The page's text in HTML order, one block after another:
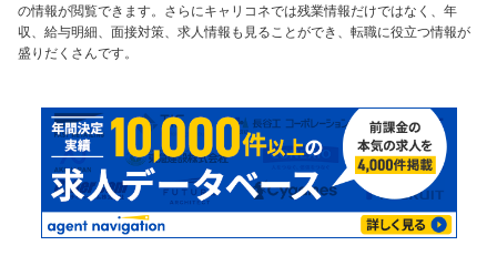
の情報が閲覧できます。さらにキャリコネでは残業情報だけではなく、年
収、給与明細、面接対策、求人情報も見ることができ、転職に役立つ情報が
盛りだくさんです。